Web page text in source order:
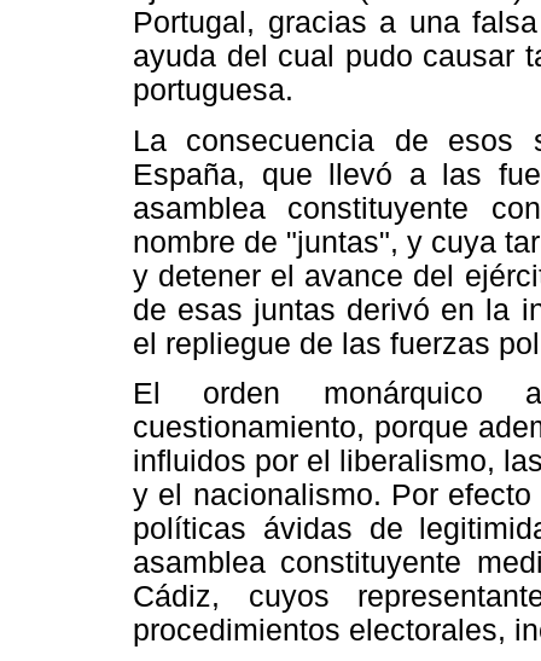
Portugal, gracias a una
ayuda del cual pudo causar
portuguesa.
La consecuencia de
España, que llevó a las
asamblea constituyente
nombre de "juntas", y cuya
y detener el avance del
de esas juntas derivó en la
el repliegue de las fuerzas
El orden monárquico
cuestionamiento, porque
influidos por el liberalismo,
y el nacionalismo. Por
políticas ávidas de
asamblea constituyente
Cádiz, cuyos
procedimientos electorales,